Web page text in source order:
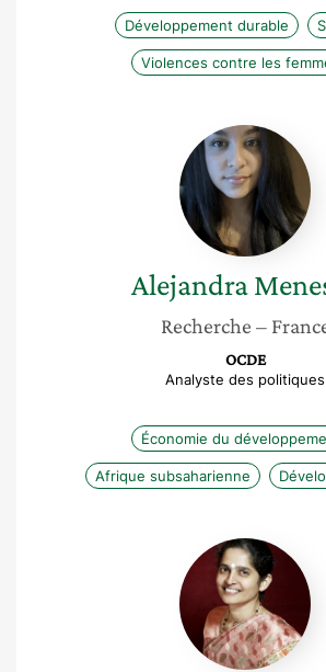
Développement durable
Violences contre les
Alejandra
Meneses
Alejandra
Recherche –
OCDE
Analyste des politiques
Économie du
Afrique subsaharienne
Bhavani
Rao